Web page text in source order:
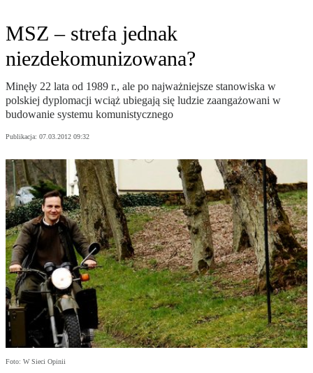
MSZ – strefa jednak
niezdekomunizowana?
Minęły 22 lata od 1989 r., ale po najważniejsze stanowiska w
polskiej dyplomacji wciąż ubiegają się ludzie zaangażowani w
budowanie systemu komunistycznego
Publikacja: 07.03.2012 09:32
Foto: W Sieci Opinii